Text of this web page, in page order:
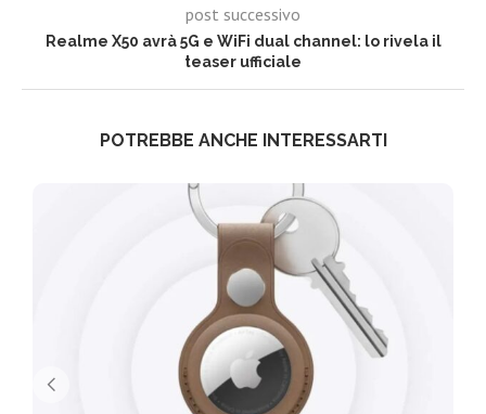
post successivo
Realme X50 avrà 5G e WiFi dual channel: lo rivela il
teaser ufficiale
POTREBBE ANCHE INTERESSARTI